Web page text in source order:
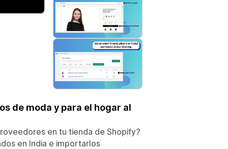
de moda y para el hogar al
en tu tienda de Shopify?
en India e importarlos